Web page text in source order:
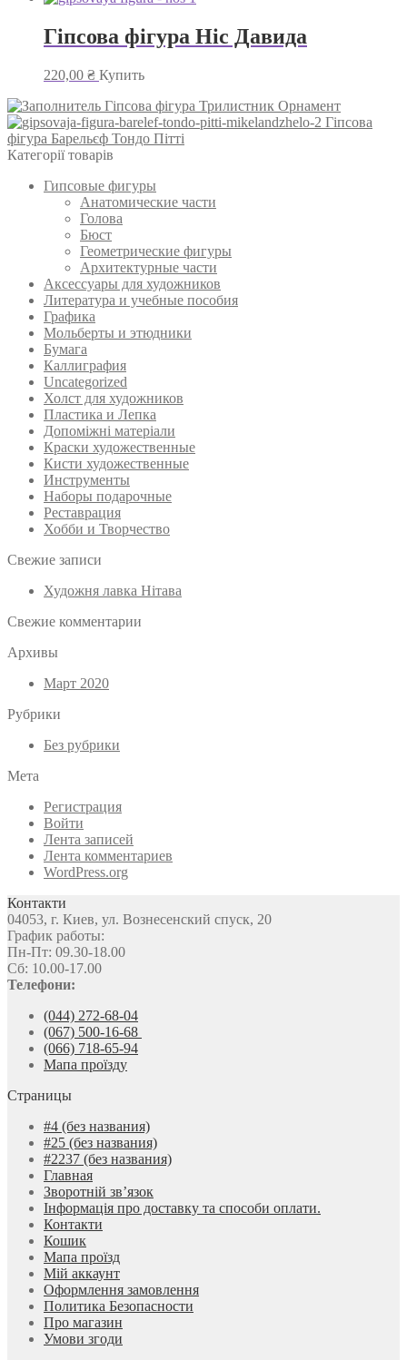
Гіпсова фігура Ніс Давида
220,00 ₴ Купить
Гіпсова фігура Трилистник Орнамент
Гіпсова
фігура Барельєф Тондо Пітті
Категорії товарів
Гипсовые фигуры
Анатомические части
Голова
Бюст
Геометрические фигуры
Архитектурные части
Аксессуары для художников
Литература и учебные пособия
Графика
Мольберты и этюдники
Бумага
Каллиграфия
Uncategorized
Холст для художников
Пластика и Лепка
Допоміжні матеріали
Краски художественные
Кисти художественные
Инструменты
Наборы подарочные
Реставрация
Хобби и Творчество
Свежие записи
Художня лавка Нітава
Свежие комментарии
Архивы
Март 2020
Рубрики
Без рубрики
Мета
Регистрация
Войти
Лента записей
Лента комментариев
WordPress.org
Контакти
04053, г. Киев, ул. Вознесенский спуск, 20
График работы:
Пн-Пт: 09.30-18.00
Сб: 10.00-17.00
Телефони:
(044) 272-68-04
(067) 500-16-68
(066) 718-65-94
Мапа проїзду
Страницы
#4 (без названия)
#25 (без названия)
#2237 (без названия)
Главная
Зворотній зв’язок
Інформація про доставку та способи оплати.
Контакти
Кошик
Мапа проїзд
Мій аккаунт
Оформлення замовлення
Политика Безопасности
Про магазин
Умови згоди